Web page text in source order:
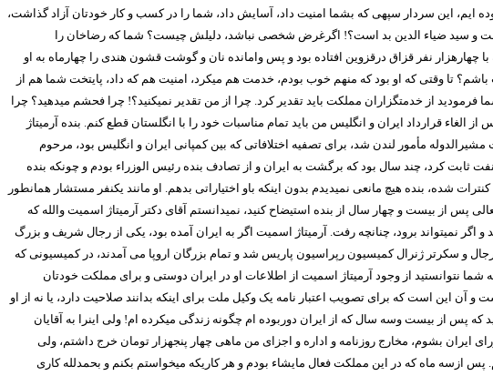
ایم، این سردار سپهی که بشما امنیت داد، آسایش داد، شما را در کسب و کار خودتان آزاد گذاشت،
و سید ضیاء الدین بد است؟! اگرغرض شخصی نباشد، دلیلش چیست؟ شما که رضاخان را
نفر قزاق درقزوین افتاده بود و پس وامانده نان و گوشت قشون هندی را چهارماه به او
تا وقتی که او بود که منهم خوب بودم، خدمت هم میکرد، امنیت هم که داد، پایتخت شما هم از
از خدمتگزاران مملکت باید تقدیر کرد. چرا از من تقدیر نمیکنید؟! چرا فحشم میدهید؟ چرا
الغاء قرارداد ایران و انگلیس من باید تمام مناسبات خود را با انگلستان قطع کنم. بنده آرمیتاژ
مأمور لندن شد، برای تصفیه اختلافاتی که بین کمپانی ایران و انگلیس بود، مرحوم
ثابت کرد، چند سال بود که برگشت به ایران و از تصادف بنده رئیس الوزراء بودم و چونکه بنده
شده، بنده هیچ مانعی نمیدیدم بدون اینکه باو اختیاراتی بدهم. او مانند یکنفر مستشار همانطور
پس از بیست و چهار سال از بنده استیضاح کنید، نمیدانستم آقای دکتر آرمیتاژ اسمیت والله که
نمیتواند برود، چنانچه رفت. آرمیتاژ اسمیت اگر به ایران آمده بود، یکی از رجال شریف و بزرگ
رجال و سکرتر ژنرال کمیسیون رپراسیون پاریس شد و تمام بزرگان اروپا می آمدند، در کمیسیونی که
نتوانستید از وجود آرمیتاژ اسمیت از اطلاعات او در ایران دوستی و برای مملکت خودتان
این است که برای تصویب اعتبار نامه یک وکیل ملت برای اینکه بدانند صلاحیت دارد، یا نه از او
پس از بیست وسه سال که از ایران دوربوده ام چگونه زندگی میکرده ام! ولی اینرا به آقایان
ایران بشوم، مخارج روزنامه و اداره و اجزای من ماهی چهار پنجهزار تومان خرج داشتم، ولی
ازسه ماه که در این مملکت فعال مایشاء بودم و هر کاریکه میخواستم بکنم و بحمدلله کاری